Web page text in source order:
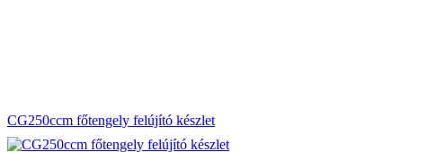
CG250ccm főtengely felújító készlet